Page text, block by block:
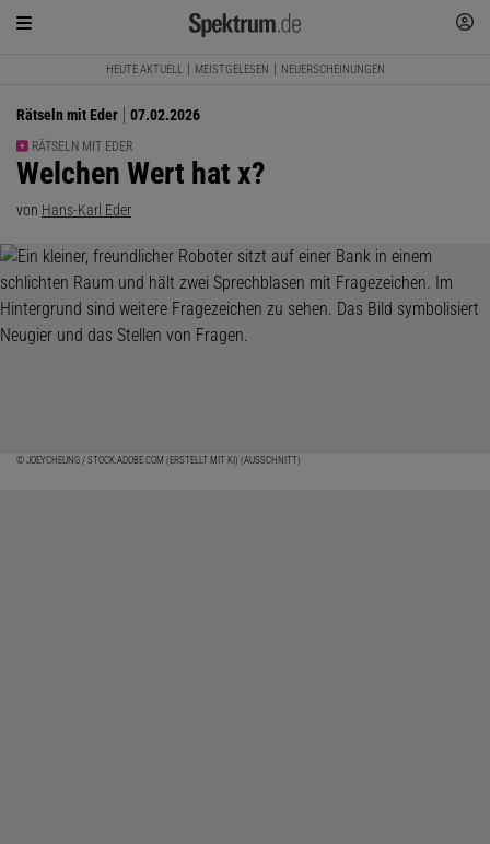
HEUTE AKTUELL MEISTGELESEN NEUERSCHEINUNGEN
Rätseln mit Eder 07.02.2026
RÄTSELN MIT EDER
:
Welchen Wert hat x?
von Hans-Karl Eder
© JOEYCHEUNG / STOCK.ADOBE.COM (ERSTELLT MIT KI) (AUSSCHNITT)